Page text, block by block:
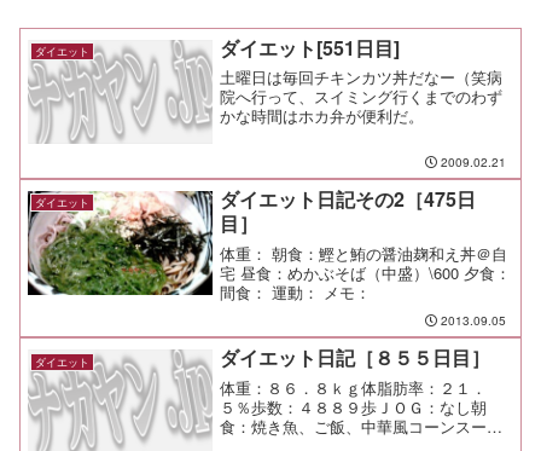
ダイエット ダイエット[551日目]
土曜日は毎回チキンカツ丼だなー（笑病
院へ行って、スイミング行くまでのわず
かな時間はホカ弁が便利だ。
2009.02.21
ダイエット
ダイエット日記その2［475日
目］
体重： 朝食：鰹と鮪の醤油麹和え丼＠自
宅 昼食：めかぶそば（中盛）\600 夕食：
間食： 運動： メモ：
2013.09.05
ダイエット ダイエット日記［８５５日目］
体重：８６．８ｋｇ体脂肪率：２１．
５％歩数：４８８９歩ＪＯＧ：なし朝
食：焼き魚、ご飯、中華風コーンスープ